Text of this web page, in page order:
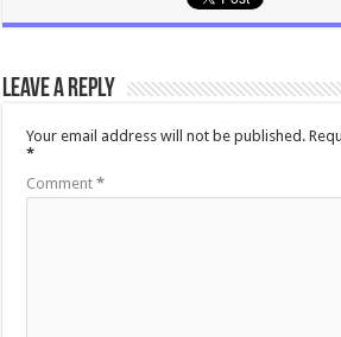
Leave a Reply
Your email address will not be published.
*
Comment*